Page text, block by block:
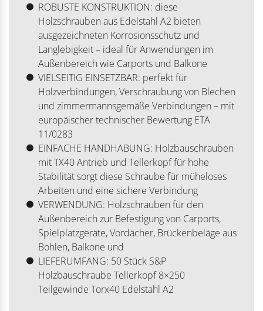
ROBUSTE KONSTRUKTION: diese
Holzschrauben aus Edelstahl A2 bieten
ausgezeichneten Korrosionsschutz und
Langlebigkeit – ideal für Anwendungen im
Außenbereich wie Carports und Balkone
VIELSEITIG EINSETZBAR: perfekt für
Holzverbindungen, Verschraubung von Blechen
und zimmermannsgemäße Verbindungen – mit
europäischer technischer Bewertung ETA
11/0283
EINFACHE HANDHABUNG: Holzbauschrauben
mit TX40 Antrieb und Tellerkopf für hohe
Stabilität sorgt diese Schraube für müheloses
Arbeiten und eine sichere Verbindung
VERWENDUNG: Holzschrauben für den
Außenbereich zur Befestigung von Carports,
Spielplatzgeräte, Vordächer, Brückenbeläge aus
Bohlen, Balkone und
LIEFERUMFANG: 50 Stück S&P
Holzbauschraube Tellerkopf 8×250
Teilgewinde Torx40 Edelstahl A2